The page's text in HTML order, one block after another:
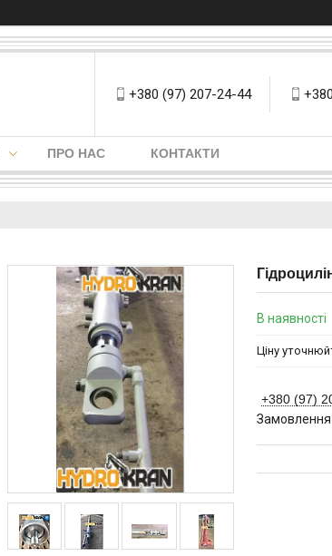
+380 (97) 207-24-44
ПРО НАС КОНТАКТИ
В наявності
Ціну
+380 (97)
Замовлення